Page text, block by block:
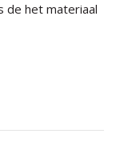
de het materiaal